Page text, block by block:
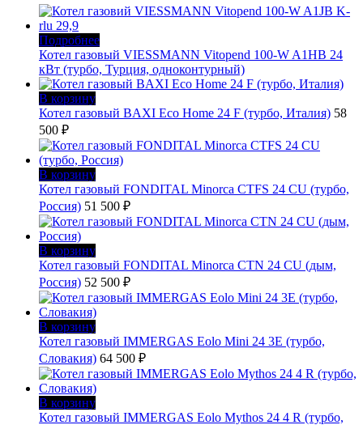
Подробнее
Котел газовый VIESSMANN Vitopend 100-W A1HB 24
кВт (турбо, Турция, одноконтурный)
В корзину
Котел газовый BAXI Eco Home 24 F (турбо, Италия) 58
500 ₽
В корзину
Котел газовый FONDITAL Minorca CTFS 24 CU (турбо,
Россия) 51 500 ₽
В корзину
Котел газовый FONDITAL Minorca CTN 24 CU (дым,
Россия) 52 500 ₽
В корзину
Котел газовый IMMERGAS Eolo Mini 24 3E (турбо,
Словакия) 64 500 ₽
В корзину
Котел газовый IMMERGAS Eolo Mythos 24 4 R (турбо,